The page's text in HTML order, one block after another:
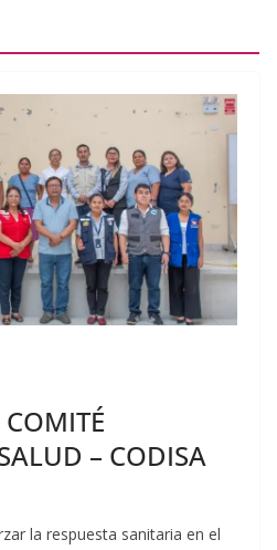
– CODISA
la respuesta sanitaria en el